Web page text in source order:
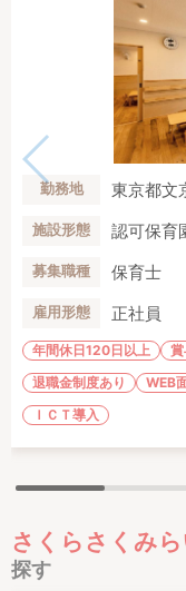
勤務地 東京都文
施設形態 認可保育
募集職種 保育士
雇用形態 正社員
年間休日120日以上
退職金制度あり
WEB
ＩＣＴ導入
さくらさくみ
探す